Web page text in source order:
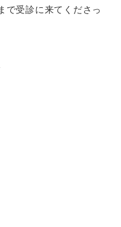
で受診に来てくださっ